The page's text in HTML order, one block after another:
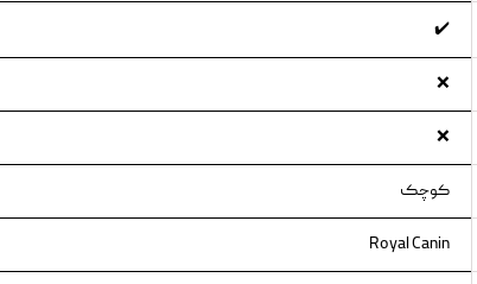
✔️
❌
❌
کوچک
Royal Canin